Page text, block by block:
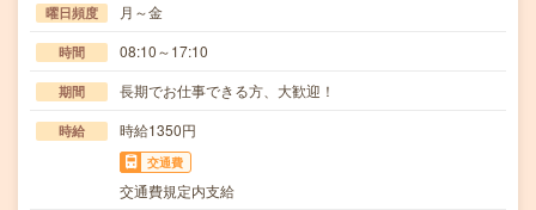
曜日頻度 月～金
時間 08:10～17:10
期間 長期でお仕事できる方、大歓迎！
時給 時給1350円
交通費
交通費規定内支給